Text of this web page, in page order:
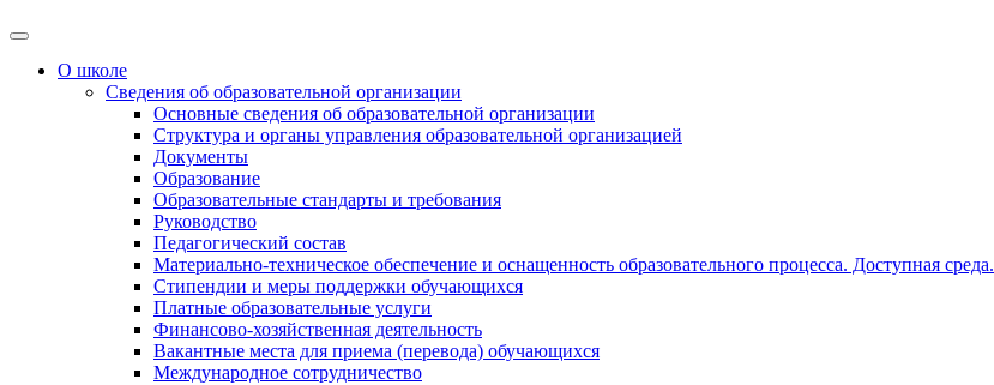
О школе
Сведения об образовательной организации
Основные сведения об образовательной организации
Структура и органы управления образовательной организацией
Документы
Образование
Образовательные стандарты и требования
Руководство
Педагогический состав
Материально-техническое обеспечение и оснащенность образовательного процесса. Доступная среда.
Стипендии и меры поддержки обучающихся
Платные образовательные услуги
Финансово-хозяйственная деятельность
Вакантные места для приема (перевода) обучающихся
Международное сотрудничество